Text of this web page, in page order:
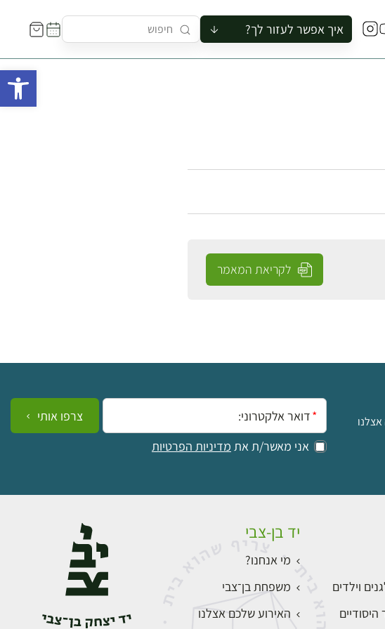
איך אפשר לעזור לך?
להזמין סיור לקבוצה
לקריאת המאמר
אימייל:
אני מאשר/ת את מדיניות הפרטיות
צרפו אותי
וילדים
יד בן-צבי
מי אנחנו?
משפחת בן־צבי
האירוע שלכם אצלנו